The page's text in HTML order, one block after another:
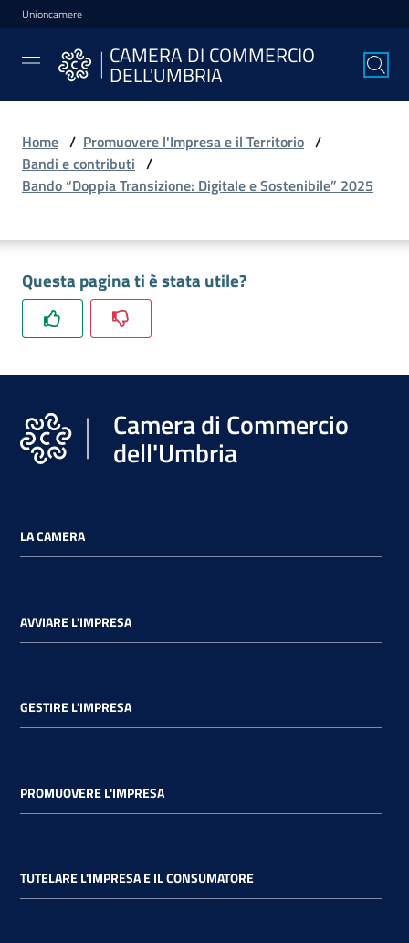
Vai al contenuto
Vai alla navigazione
Vai al footer
Unioncamere
CAMERA DI COMMERCIO
DELL'UMBRIA
CAMERA DI
COMMERCIO
DELL'UMBRIA
La
Avviare
l'Impresa
Gestire
Promuovere
il
territorio
Tutelare
l'Impresa
Consumatore
L'Impresa
Digitale
Home / Promuovere l'Impresa e il Territorio /
Bandi e contributi /
Bando “Doppia Transizione: Digitale e Sostenibile” 2025
Questa pagina ti è stata utile?
Camera di Commercio
dell'Umbria
LA CAMERA
AVVIARE L'IMPRESA
GESTIRE L'IMPRESA
PROMUOVERE L'IMPRESA
TUTELARE L'IMPRESA E IL CONSUMATORE